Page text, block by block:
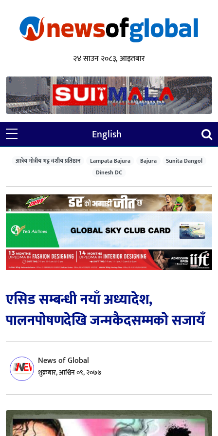
२४ साउन २०८३, आइतबार
English
आत्रेय गोत्रीय भट्ट वंशीय प्रतिष्ठान Lampata Bajura Bajura
Sunita Dangol
Dinesh DC
एसिड सम्बन्धी नयाँ अध्यादेश,
पालनपोषणदेखि जन्मकैदसम्मको सजायँ
News of Global
शुक्रबार, आश्विन ०९, २०७७